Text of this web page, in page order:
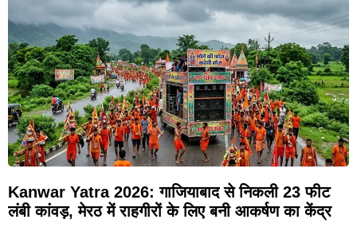
Kanwar Yatra 2026: गाजियाबाद से निकली 23 फीट
लंबी कांवड़, मेरठ में राहगीरों के लिए बनी आकर्षण का केंद्र